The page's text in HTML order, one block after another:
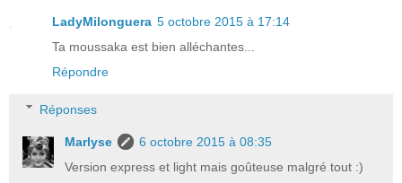
LadyMilonguera 5 octobre 2015 à 17:14
Ta moussaka est bien alléchantes...
Répondre
Réponses
Marlyse
6 octobre 2015 à 08:35
Version express et light mais goûteuse malgré tout :)